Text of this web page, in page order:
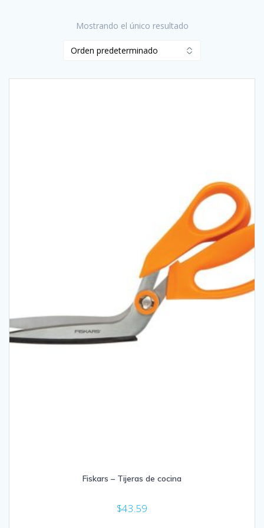
Mostrando el único resultado
Fiskars – Tijeras de cocina
$43.59